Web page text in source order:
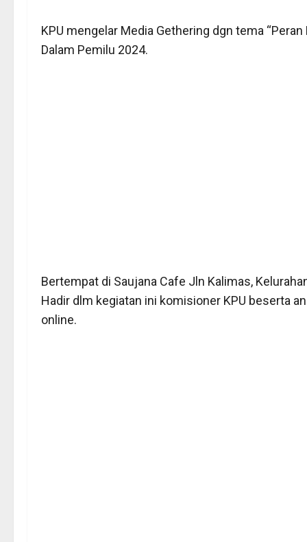
KPU mengelar Media Gethering dgn tema
Dalam Pemilu 2024.
Bertempat di Saujana Cafe Jln Kalimas,
Hadir dlm kegiatan ini komisioner KPU beserta
online.